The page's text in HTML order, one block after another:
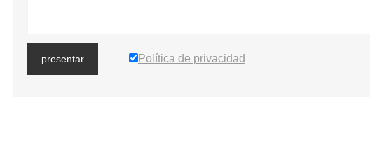
presentar Política de privacidad